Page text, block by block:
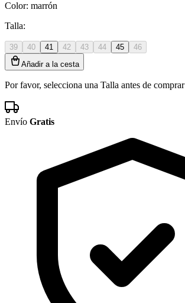
Color: marrón
Talla:
39 40 41 42 43 44 45
46
Añadir a la cesta
Por favor, selecciona una Talla antes de comprar
Envío Gratis